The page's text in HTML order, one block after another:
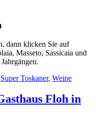
dann klicken Sie auf
Masseto, Sassicaia und
Super Toskaner, Weine
Floh in